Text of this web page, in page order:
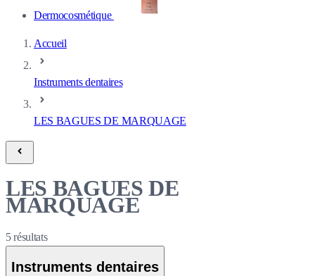
Dermocosmétique
Accueil
Instruments dentaires
LES BAGUES DE MARQUAGE
LES BAGUES DE
MARQUAGE
5résultats
Instruments dentaires